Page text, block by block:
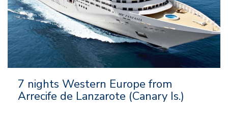
– Klubi bērniem un pusaudžiem
7 nights Western Europe from
Arrecife de Lanzarote (Canary Is.)